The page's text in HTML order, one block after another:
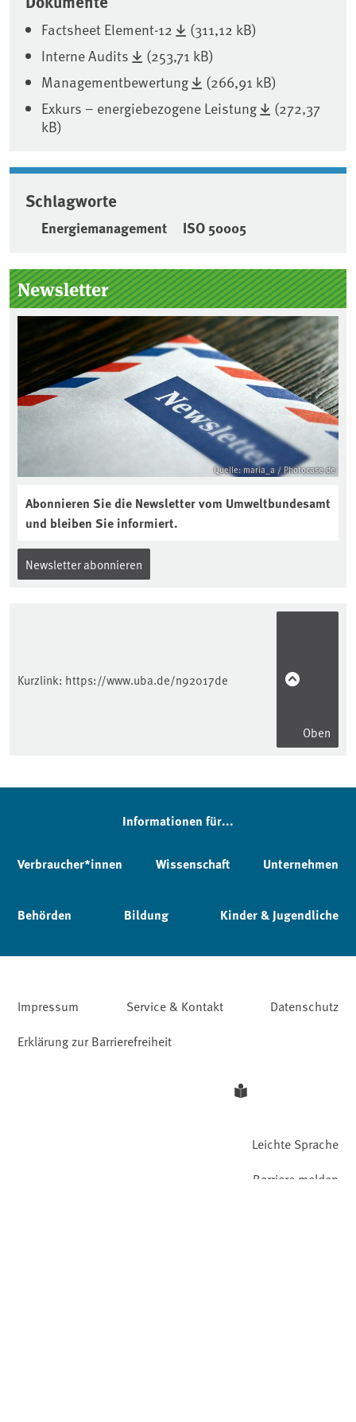
Factsheet Element-12
(311,12 kB)
Interne Audits
(253,71 kB)
Managementbewertung
(266,91 kB)
Exkurs – energiebezogene Leistung
(272,37
kB)
Schlagworte
Energiemanagement ISO 50005
Seitenleiste
Newsletter
Quelle: maria_a / Photocase.de
Abonnieren Sie die Newsletter vom Umweltbundesamt
und bleiben Sie informiert.
Newsletter abonnieren
Kurzlink: https://www.uba.de/n92017de
Oben
Informationen für...
Verbraucher*innen Wissenschaft Unternehmen
Behörden Bildung Kinder & Jugendliche
Impressum Service & Kontakt
Datenschutz
Erklärung zur Barrierefreiheit
Leichte Sprache
Barriere melden